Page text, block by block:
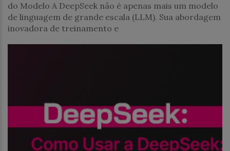
do Modelo A DeepSeek não é apenas mais um modelo
de linguagem de grande escala (LLM). Sua abordagem
inovadora de treinamento e